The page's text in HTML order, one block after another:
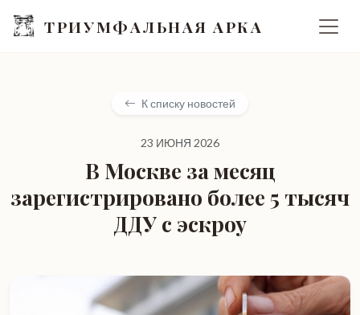
ТРИУМФАЛЬНАЯ АРКА
К списку новостей
23 ИЮНЯ 2026
В Москве за месяц
зарегистрировано более 5 тысяч
ДДУ с эскроу